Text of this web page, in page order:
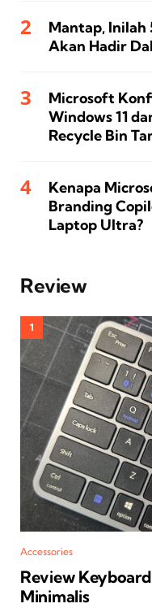
Mantap, Inilah
Akan Hadir
Microsoft
Windows 11
Recycle Bin
Kenapa
Branding
Laptop Ultra?
Review
Accessories
Review
Minimalis